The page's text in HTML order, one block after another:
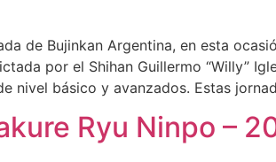
de Bujinkan Argentina, en esta
por el Shihan Guillermo “Willy”
nivel básico y avanzados. Estas
Ryu Ninpo –